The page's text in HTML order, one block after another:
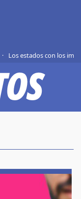
Los estados con los